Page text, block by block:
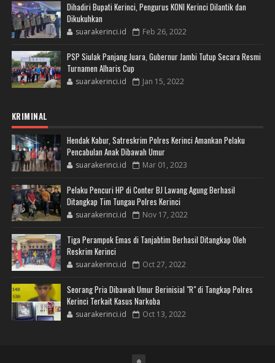
Dihadiri Bupati Kerinci, Pengurus KONI Kerinci Dilantik dan
Dikukuhkan
suarakerinci.id Feb 26, 2022
PSP Siulak Panjang Juara, Gubernur Jambi Tutup Secara Resmi
Turnamen Alharis Cup
suarakerinci.id Jan 15, 2022
KRIMINAL
Hendak Kabur, Satreskrim Polres Kerinci Amankan Pelaku
Pencabulan Anak Dibawah Umur
suarakerinci.id Mar 01, 2023
Pelaku Pencuri HP di Conter BJ Lawang Agung Berhasil
Ditangkap Tim Tungau Polres Kerinci
suarakerinci.id Nov 17, 2022
Tiga Perampok Emas di Tanjabtim Berhasil Ditangkap Oleh
Reskrim Kerinci
suarakerinci.id Oct 27, 2022
Seorang Pria Dibawah Umur Berinisial "R" di Tangkap Polres
Kerinci Terkait Kasus Narkoba
suarakerinci.id Oct 13, 2022